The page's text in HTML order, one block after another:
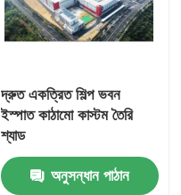
দ্রুত একত্রিত শিল্প ভবন
ইস্পাত কাঠামো কাস্টম তৈরি
শ্যাড
অনুসন্ধান পাঠান